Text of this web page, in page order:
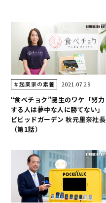
＃起業家の素養 2021.07.29
“食べチョク”誕生のワケ「努力
する人は夢中な人に勝てない」
ビビッドガーデン 秋元里奈社長
（第1話）